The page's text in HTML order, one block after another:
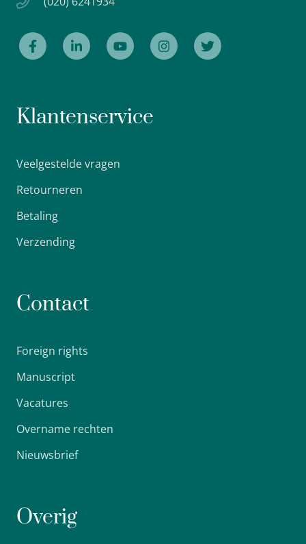
Klantenservice
Veelgestelde vragen
Retourneren
Betaling
Verzending
Contact
Foreign rights
Manuscript
Vacatures
Overname rechten
Nieuwsbrief
Overig